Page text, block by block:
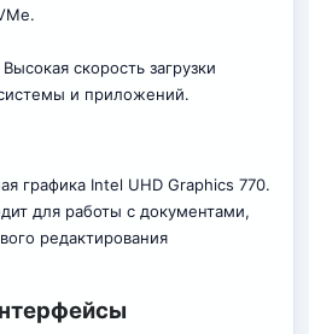
скорость загрузки
и приложений.
графика Intel UHD Graphics 770.
для работы с документами,
редактирования